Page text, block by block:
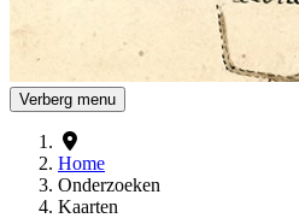
Verberg menu
Home
Onderzoeken
Kaarten